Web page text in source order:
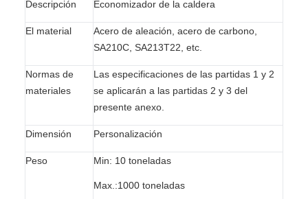
Descripción Economizador de la caldera
El material
Acero de aleación, acero de carbono,
SA210C, SA213T22, etc.
Normas de
materiales
Las especificaciones de las partidas 1 y 2
se aplicarán a las partidas 2 y 3 del
presente anexo.
Dimensión Personalización
Peso Min: 10 toneladas
Max.:1000 toneladas